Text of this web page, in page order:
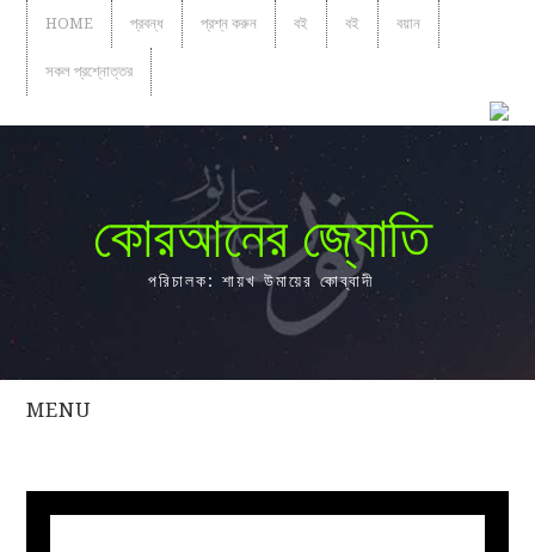
HOME প্রবন্ধ প্রশ্ন করুন বই বই বয়ান
সকল প্রশ্নোত্তর
কোরআনের জ্যোতি
পরিচালক: শায়খ উমায়ের কোব্বাদী
MENU
সকল